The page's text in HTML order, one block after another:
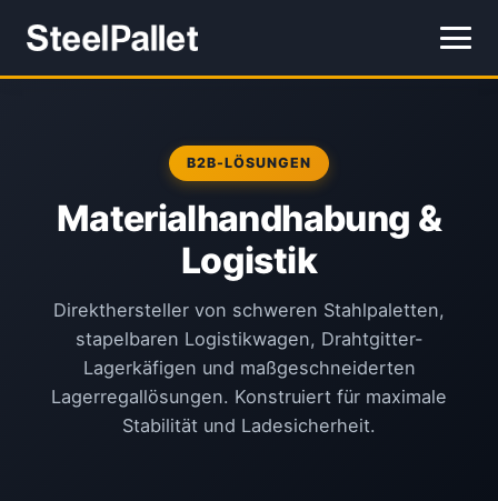
B2B-LÖSUNGEN
Materialhandhabung &
Logistik
Direkthersteller von schweren Stahlpaletten,
stapelbaren Logistikwagen, Drahtgitter-
Lagerkäfigen und maßgeschneiderten
Lagerregallösungen. Konstruiert für maximale
Stabilität und Ladesicherheit.